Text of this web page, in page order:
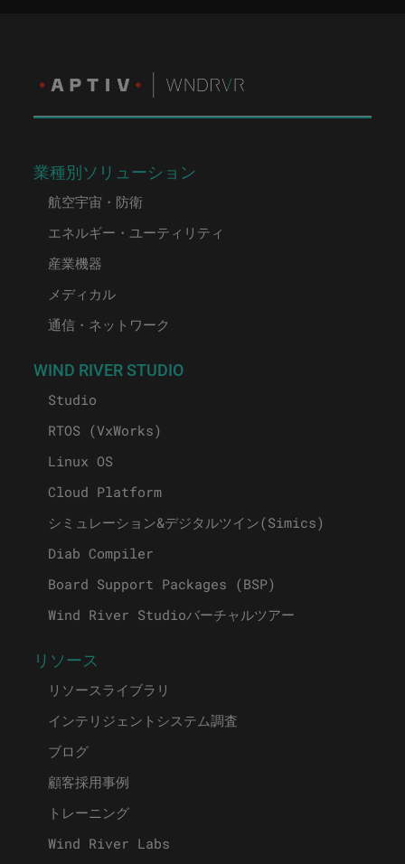
業種別ソリューション
航空宇宙・防衛
エネルギー・ユーティリティ
産業機器
メディカル
通信・ネットワーク
WIND RIVER STUDIO
Studio
RTOS (VxWorks)
Linux OS
Cloud Platform
シミュレーション&デジタルツイン(Simics)
Diab Compiler
Board Support Packages (BSP)
Wind River Studioバーチャルツアー
リソース
リソースライブラリ
インテリジェントシステム調査
ブログ
顧客採用事例
トレーニング
Wind River Labs